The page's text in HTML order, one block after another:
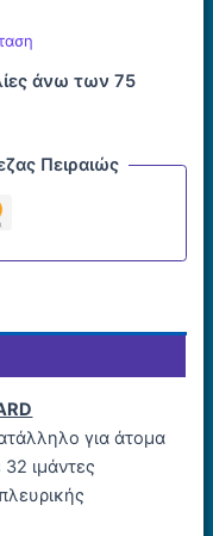
άνω των 75
Πειραιώς
για άτομα
ιμάντες